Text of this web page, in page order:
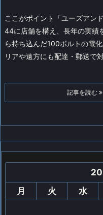
ここがポイント
「ユーズアン
44に店舗を構え、長年の実績
ら持ち込んだ100ボルトの電
リアや遠方にも配達・郵送で
記事を読む
月
火 水